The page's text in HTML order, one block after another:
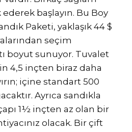
başlayın. Bu Boy
Paketi, yaklaşık 44 $
seçim
boyut sunuyor. Tuvalet
4,5 inçten biraz daha
içine standart 500
Ayrıca sandıkla
1½ inçten az olan bir
olacak. Bir çift